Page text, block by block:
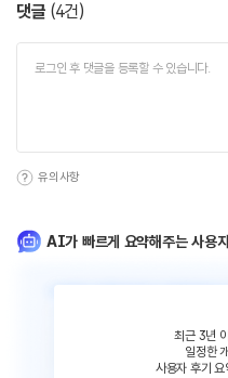
댓글 (4건)
유의사항
AI가 빠르게 요약해주는 사용
최근 3년
일정한
사용자 후기